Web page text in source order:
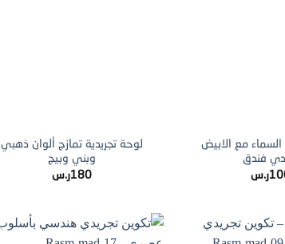
السماء مع الابيض
فندق
ر.س
لوحة تجريدية تمازج ألوان ذهبي
وبني وبيج
180ر.س